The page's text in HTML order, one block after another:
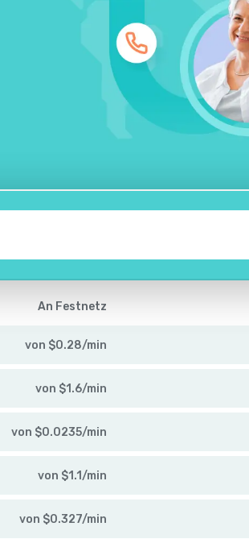
An Festnetz
von $0.28/min
von $1.6/min
von $0.0235/min
von $1.1/min
von $0.327/min